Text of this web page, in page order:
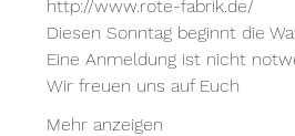
http://www.rote-fabrik.de/
Diesen Sonntag beginnt die
Eine Anmeldung ist nicht
Wir freuen uns auf Euch
Mehr anzeigen